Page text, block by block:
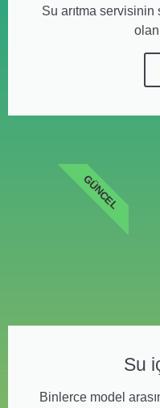
Su arıtma servisinin
olan
Su
Binlerce model
GÜNCEL